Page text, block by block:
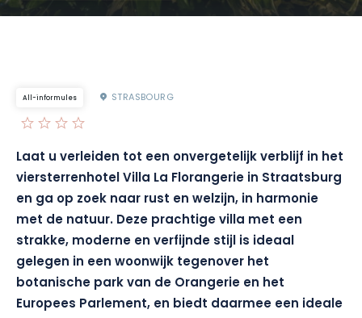
All-informules STRASBOURG
Laat u verleiden tot een onvergetelijk verblijf in het
viersterrenhotel Villa La Florangerie in Straatsburg
en ga op zoek naar rust en welzijn, in harmonie
met de natuur. Deze prachtige villa met een
strakke, moderne en verfijnde stijl is ideaal
gelegen in een woonwijk tegenover het
botanische park van de Orangerie en het
Europees Parlement, en biedt daarmee een ideale